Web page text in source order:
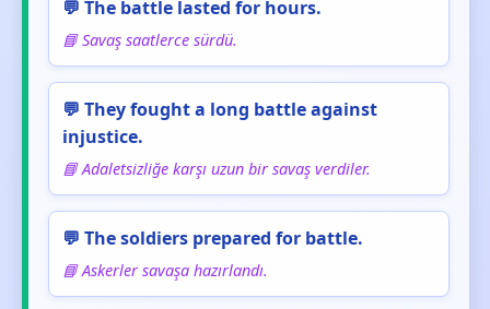
💬 The battle lasted for hours.
📘 Savaş saatlerce sürdü.
💬 They fought a long battle against
injustice.
📘 Adaletsizliğe karşı uzun bir savaş verdiler.
💬 The soldiers prepared for battle.
📘 Askerler savaşa hazırlandı.